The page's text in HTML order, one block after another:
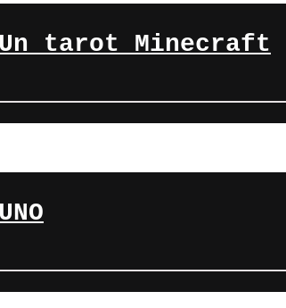
tarot Minecraft